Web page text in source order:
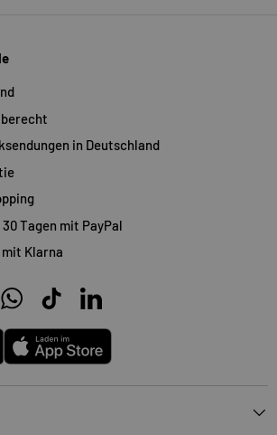
in Deutschland
Tagen mit PayPal
Klarna
WhatsAppTikTokLinkedIn
App Store